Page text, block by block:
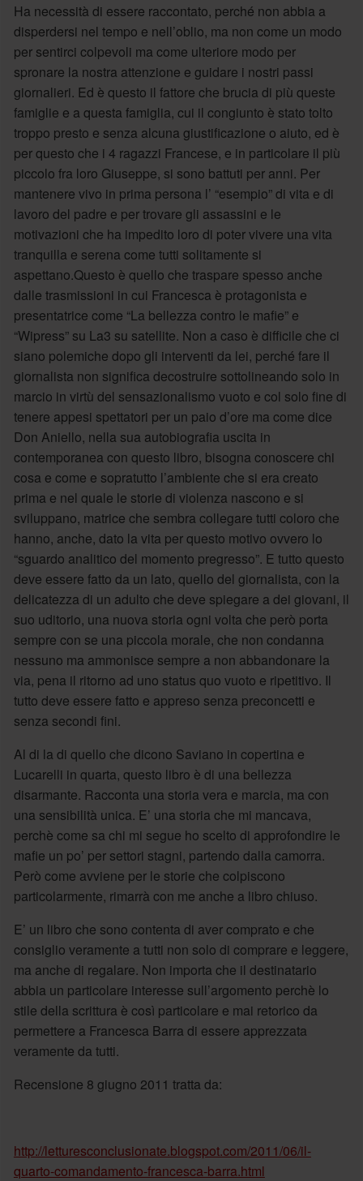
Ha necessità di essere raccontato, perché non abbia a
disperdersi nel tempo e nell’oblio, ma non come un modo
per sentirci colpevoli ma come ulteriore modo per
spronare la nostra attenzione e guidare i nostri passi
giornalieri. Ed è questo il fattore che brucia di più queste
famiglie e a questa famiglia, cui il congiunto è stato tolto
troppo presto e senza alcuna giustificazione o aiuto, ed è
per questo che i 4 ragazzi Francese, e in particolare il più
piccolo fra loro Giuseppe, si sono battuti per anni. Per
mantenere vivo in prima persona l’ “esempio” di vita e di
lavoro del padre e per trovare gli assassini e le
motivazioni che ha impedito loro di poter vivere una vita
tranquilla e serena come tutti solitamente si
aspettano.Questo è quello che traspare spesso anche
dalle trasmissioni in cui Francesca è protagonista e
presentatrice come “La bellezza contro le mafie” e
“Wipress” su La3 su satellite. Non a caso è difficile che ci
siano polemiche dopo gli interventi da lei, perché fare il
giornalista non significa decostruire sottolineando solo in
marcio in virtù del sensazionalismo vuoto e col solo fine di
tenere appesi spettatori per un paio d’ore ma come dice
Don Aniello, nella sua autobiografia uscita in
contemporanea con questo libro, bisogna conoscere chi
cosa e come e sopratutto l’ambiente che si era creato
prima e nel quale le storie di violenza nascono e si
sviluppano, matrice che sembra collegare tutti coloro che
hanno, anche, dato la vita per questo motivo ovvero lo
“sguardo analitico del momento pregresso”. E tutto questo
deve essere fatto da un lato, quello del giornalista, con la
delicatezza di un adulto che deve spiegare a dei giovani, il
suo uditorio, una nuova storia ogni volta che però porta
sempre con se una piccola morale, che non condanna
nessuno ma ammonisce sempre a non abbandonare la
via, pena il ritorno ad uno status quo vuoto e ripetitivo. Il
tutto deve essere fatto e appreso senza preconcetti e
senza secondi fini.
Al di la di quello che dicono Saviano in copertina e
Lucarelli in quarta, questo libro è di una bellezza
disarmante. Racconta una storia vera e marcia, ma con
una sensibilità unica. E’ una storia che mi mancava,
perchè come sa chi mi segue ho scelto di approfondire le
mafie un po’ per settori stagni, partendo dalla camorra.
Però come avviene per le storie che colpiscono
particolarmente, rimarrà con me anche a libro chiuso.
E’ un libro che sono contenta di aver comprato e che
consiglio veramente a tutti non solo di comprare e leggere,
ma anche di regalare. Non importa che il destinatario
abbia un particolare interesse sull’argomento perchè lo
stile della scrittura è così particolare e mai retorico da
permettere a Francesca Barra di essere apprezzata
veramente da tutti.
Recensione 8 giugno 2011 tratta da:
http://letturesconclusionate.blogspot.com/2011/06/il-
quarto-comandamento-francesca-barra.html